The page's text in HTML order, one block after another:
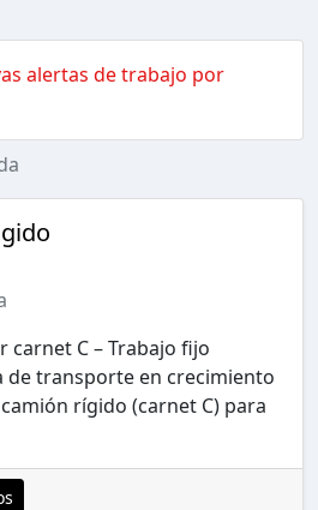
alertas de trabajo por
carnet C – Trabajo fijo
de transporte en crecimiento
rígido (carnet C) para